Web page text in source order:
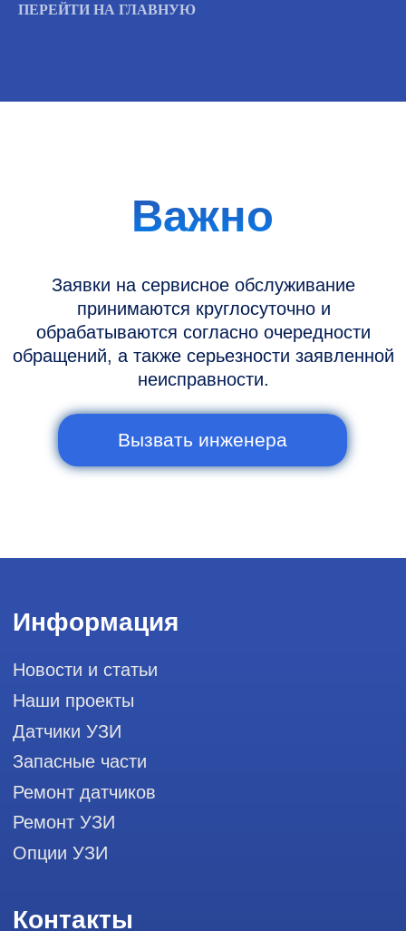
ПЕРЕЙТИ НА ГЛАВНУЮ
Информация
Контакты
Горячая линия: +7 (977) 894-32-58
Сервис работает ежедневно с 9:00 до
20:00, без выходных
и праздничных дней
111033, город Москва, Вн. Тер.
Муниципальный округ Лефортово, ул.
Золоторожский Вал, д 11, стр. 26, RayLink -
Профессиональный сервис ремонта
аппаратов ультразвуковой
диагностики, запасных частей и
датчиков
111033, город Москва, Вн. Тер. Муниципальный округ
Лефортово, ул. Золоторожский Вал, д 11, стр. 26
Политика конфиденциальности
Разработка сайта